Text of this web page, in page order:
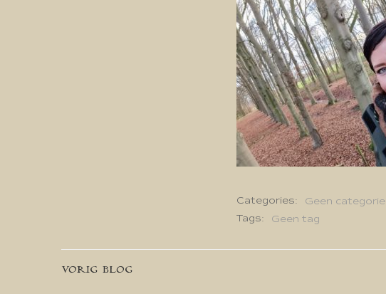
Categories:
Geen categorie
Tags:
Geen tag
Bericht
VORIG BLOG